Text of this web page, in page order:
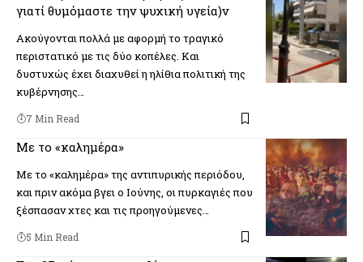
γιατί θυμόμαστε την ψυχική υγεία)v
Ακούγονται πολλά με αφορμή το τραγικό
περιστατικό με τις δύο κοπέλες. Και
δυστυχώς έχει διαχυθεί η ηλίθια πολιτική της
κυβέρνησης…
7 Min Read
Με το «καλημέρα»
Με το «καλημέρα» της αντιπυρικής περιόδου,
και πριν ακόμα βγει ο Ιούνης, οι πυρκαγιές που
ξέσπασαν χτες και τις προηγούμενες…
5 Min Read